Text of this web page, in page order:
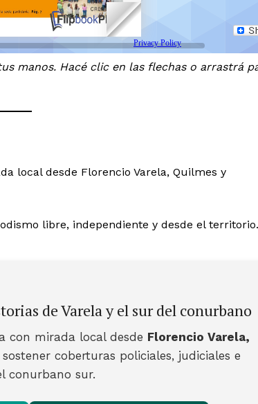
manos. Hacé clic en las flechas o arrastrá
local desde Florencio Varela, Quilmes y
libre, independiente y desde el territorio.
de Varela y el sur del conurbano
con mirada local desde Florencio Varela,
coberturas policiales, judiciales e
conurbano sur.